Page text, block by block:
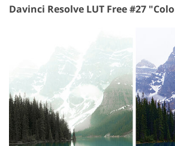
Davinci Resolve LUT Free #27